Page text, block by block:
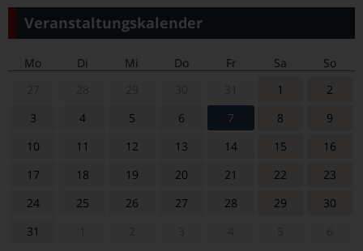
Veranstaltungskalender
Mo Di Mi Do Fr Sa
So
1
2
3
4 5 6 7 8
9
10
11 12 13 14 15
16
17
18 19 20 21 22
23
24
25 26 27 28 29
30
31